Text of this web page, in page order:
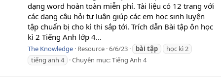
dạng word hoàn toàn miễn phí. Tài liệu có 12 trang với
các dạng câu hỏi tự luận giúp các em học sinh luyện
tập chuẩn bị cho kì thi sắp tới. Trích dẫn Bài tập ôn học
kì 2 Tiếng Anh lớp 4...
The Knowledge Resource 6/6/23 bài tập
học kì 2
tiếng anh 4
Chuyên mục:Tiếng Anh 4